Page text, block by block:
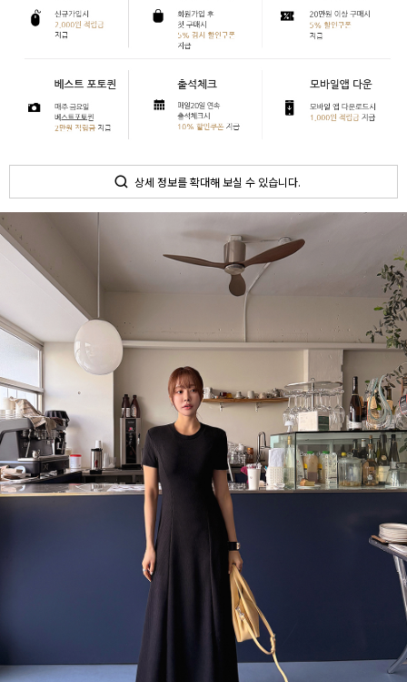
상세 정보를 확대해 보실 수 있습니다.